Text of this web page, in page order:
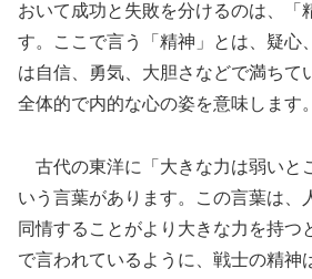
おいて成功と失敗を分けるのは、「
す。ここで言う「精神」とは、疑心
は自信、勇気、大胆さなどで満ちて
全体的で内的な心の姿を意味します。
古代の東洋に「大きな力は弱いと
いう言葉があります。この言葉は、
同情することがより大きな力を持つ
で言われているように、戦士の精神